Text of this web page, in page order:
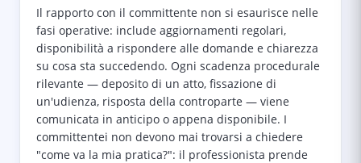
Il rapporto con il committente non si esaurisce nelle
fasi operative: include aggiornamenti regolari,
disponibilità a rispondere alle domande e chiarezza
su cosa sta succedendo. Ogni scadenza procedurale
rilevante — deposito di un atto, fissazione di
un'udienza, risposta della controparte — viene
comunicata in anticipo o appena disponibile. I
committentei non devono mai trovarsi a chiedere
"come va la mia pratica?": il professionista prende